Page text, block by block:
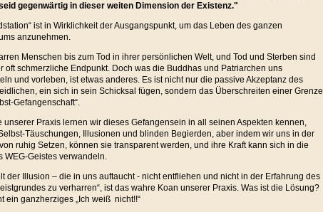
gegenwärtig in dieser weiten Dimension der Existenz."
ist in Wirklichkeit der Ausgangspunkt, um das Leben des ganzen
anzunehmen.
Menschen bis zum Tod in ihrer persönlichen Welt, und Tod und Sterben sind
oft schmerzliche Endpunkt. Doch was die Buddhas und Patriarchen uns
und vorleben, ist etwas anderes. Es ist nicht nur die passive Akzeptanz des
ein sich in sein Schicksal fügen, sondern das Überschreiten einer Grenze
Gefangenschaft“.
unserer Praxis lernen wir dieses Gefangensein in all seinen Aspekten kennen,
Täuschungen, Illusionen und blinden Begierden, aber indem wir uns in der
ruhig Setzen, können sie transparent werden, und ihre Kraft kann sich in die
WEG-Geistes verwandeln.
der Illusion – die in uns auftaucht - nicht entfliehen und nicht in der Erfahrung des
zu verharren“, ist das wahre Koan unserer Praxis. Was ist die Lösung?
ein ganzherziges „Ich weiß nicht!!“